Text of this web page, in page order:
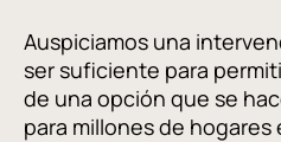
Auspiciamos una
ser suficiente para
de una opción que se
para millones de hogares